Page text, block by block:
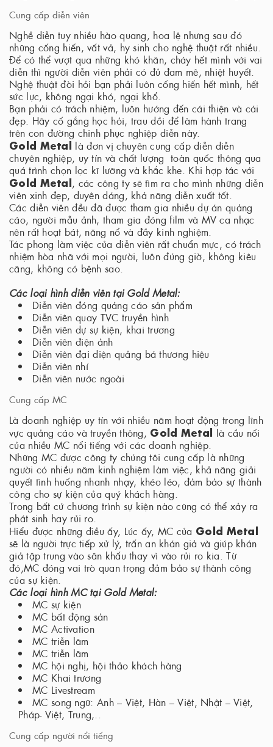
Cung cấp diễn viên
Nghề diễn tuy nhiều hào quang, hoa lệ nhưng sau đó
những cống hiến, vất vả, hy sinh cho nghệ thuật rất nhiều.
Để có thể vượt qua những khó khăn, cháy hết mình với vai
diễn thì người diễn viên phải có đủ đam mê, nhiệt huyết.
Nghệ thuật đòi hỏi bạn phải luôn cống hiến hết mình, hết
sức lực, không ngại khó, ngại khổ.
Bạn phải có trách nhiệm, luôn hướng đến cái thiện và cái
đẹp. Hãy cố gắng học hỏi, trau dồi để làm hành trang
trên con đường chinh phục nghiệp diễn này.
Gold Metal là đơn vị chuyên cung cấp diễn diễn
chuyên nghiệp, uy tín và chất lượng toàn quốc thông qua
quá trình chọn lọc kĩ lưỡng và khắc khe. Khi hợp tác với
Gold Metal , các công ty sẽ tìm ra cho mình những diễn
viên xinh đẹp, duyên dáng, khả năng diễn xuất tốt.
Các diễn viên đều đã được tham gia nhiều dự án quảng
cáo, người mẫu ảnh, tham gia đóng film và MV ca nhạc
nên rất hoạt bát, năng nổ và đầy kinh nghiệm.
Tác phong làm việc của diễn viên rất chuẩn mực, có trách
nhiệm hòa nhã với mọi người, luôn đúng giờ, không kiêu
căng, không có bệnh sao.
Các loại hình diễn viên tại Gold Metal:
Diễn viên đóng quảng cáo sản phẩm
Diễn viên quay TVC truyền hình
Diễn viên dự sự kiện, khai trương
Diễn viên điện ảnh
Diễn viên đại diện quảng bá thương hiệu
Diễn viên nhí
Diễn viên nước ngoài
Cung cấp MC
Là doanh nghiệp uy tín với nhiều năm hoạt động trong lĩnh
vực quảng cáo và truyền thông, Gold Metal là cầu nối
của nhiều MC nổi tiếng với các doanh nghiệp.
Những MC được công ty chúng tôi cung cấp là những
người có nhiều năm kinh nghiệm làm việc, khả năng giải
quyết tình huống nhanh nhạy, khéo léo, đảm bảo sự thành
công cho sự kiện của quý khách hàng.
Trong bất cứ chương trình sự kiện nào cũng có thể xảy ra
phát sinh hay rủi ro.
Hiểu được những điều ấy, Lúc ấy, MC của Gold Metal
sẽ là người trực tiếp xử lý, trấn an khán giả và giúp khán
giả tập trung vào sân khấu thay vì vào rủi ro kia. Từ
đó,MC đóng vai trò quan trọng đảm bảo sự thành công
của sự kiện.
Các loại hình MC tại Gold Metal:
MC sự kiện
MC bất động sản
MC Activation
MC triễn lãm
MC triễn lãm
MC hội nghị, hội thảo khách hàng
MC Khai trương
MC Livestream
MC song ngữ: Anh – Việt, Hàn – Việt, Nhật – Việt,
Pháp- Việt, Trung,..
Cung cấp người nổi tiếng